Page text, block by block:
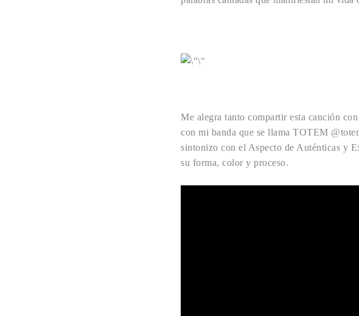
Me alegra tanto compartir esta canción
con mi banda que se llama TOTEM
sintonizo con el Aspecto de Auténticas y
su forma, color y proceso.